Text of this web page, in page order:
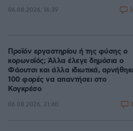
06.08.2026, 16:39
Προϊόν εργαστηρίου ή της φύσης ο
κορωνοϊός; Άλλα έλεγε δημόσια ο
Φάουτσι και άλλα ιδιωτικά,
100 φορές να απαντήσει στο
Κογκρέσο
06.08.2026, 21:40